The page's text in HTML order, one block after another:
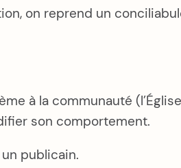
on reprend un
à la communauté
son comportement.
publicain.